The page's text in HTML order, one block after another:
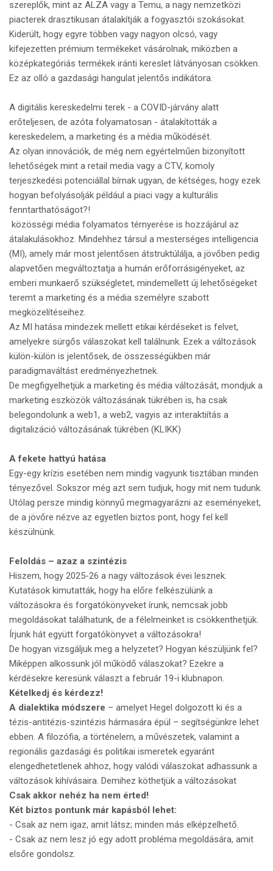
szereplők, mint az ALZA vagy a Temu, a nagy nemzetközi
piacterek drasztikusan átalakítják a fogyasztói szokásokat.
Kiderült, hogy egyre többen vagy nagyon olcsó, vagy
kifejezetten prémium termékeket vásárolnak, miközben a
középkategóriás termékek iránti kereslet látványosan csökken.
Ez az olló a gazdasági hangulat jelentős indikátora.
A digitális kereskedelmi terek - a COVID-járvány alatt
erőteljesen, de azóta folyamatosan - átalakították a
kereskedelem, a marketing és a média működését.
Az olyan innovációk, de még nem egyértelműen bizonyított
lehetőségek mint a retail media vagy a CTV, komoly
terjeszkedési potenciállal bírnak ugyan, de kétséges, hogy ezek
hogyan befolyásolják például a piaci vagy a kulturális
fenntarthatóságot?!
közösségi média folyamatos térnyerése is hozzájárul az
átalakulásokhoz. Mindehhez társul a mesterséges intelligencia
(MI), amely már most jelentősen átstruktúlálja, a jövőben pedig
alapvetően megváltoztatja a humán erőforrásigényeket, az
emberi munkaerő szükségletet, mindemellett új lehetőségeket
teremt a marketing és a média személyre szabott
megközelítéseihez.
Az MI hatása mindezek mellett etikai kérdéseket is felvet,
amelyekre sürgős válaszokat kell találnunk. Ezek a változások
külön-külön is jelentősek, de összességükben már
paradigmaváltást eredményezhetnek.
De megfigyelhetjük a marketing és média változását, mondjuk a
marketing eszközök változásának tükrében is, ha csak
belegondolunk a web1, a web2, vagyis az interaktiítás a
digitalizáció változásának tükrében (KLIKK)
A fekete hattyú hatása
Egy-egy krízis esetében nem mindig vagyunk tisztában minden
tényezővel. Sokszor még azt sem tudjuk, hogy mit nem tudunk.
Utólag persze mindig könnyű megmagyarázni az eseményeket,
de a jövőre nézve az egyetlen biztos pont, hogy fel kell
készülnünk.
Feloldás – azaz a szintézis
Hiszem, hogy 2025-26 a nagy változások évei lesznek.
Kutatások kimutatták, hogy ha előre felkészülünk a
változásokra és forgatókönyveket írunk, nemcsak jobb
megoldásokat találhatunk, de a félelmeinket is csökkenthetjük.
Írjunk hát együtt forgatókönyvet a változásokra!
De hogyan vizsgáljuk meg a helyzetet? Hogyan készüljünk fel?
Miképpen alkossunk jól működő válaszokat? Ezekre a
kérdésekre keresünk választ a február 19-i klubnapon.
Kételkedj és kérdezz!
A dialektika módszere – amelyet Hegel dolgozott ki és a
tézis-antitézis-szintézis hármasára épül – segítségünkre lehet
ebben. A filozófia, a történelem, a művészetek, valamint a
regionális gazdasági és politikai ismeretek egyaránt
elengedhetetlenek ahhoz, hogy valódi válaszokat adhassunk a
változások kihívásaira. Demihez köthetjük a változásokat
Csak akkor nehéz ha nem érted!
Két biztos pontunk már kapásból lehet:
- Csak az nem igaz, amit látsz; minden más elképzelhető.
- Csak az nem lesz jó egy adott probléma megoldására, amit
elsőre gondolsz.